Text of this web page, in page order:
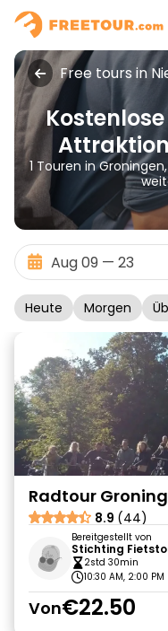
Free tours in
1 Touren in
Heute Morgen
Radtour
8.9 (44)
Bereitgestellt von
Stichting
2std 30min
10:30 AM, 2:00 PM
Von€22.50